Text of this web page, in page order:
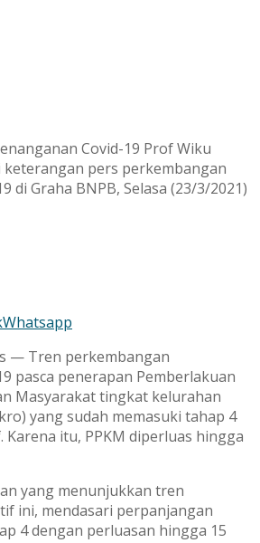
Covid-19 Prof Wiku
keterangan pers perkembangan
di Graha BNPB, Selasa (23/3/2021)
Whatsapp
— Tren perkembangan
pasca penerapan Pemberlakuan
Masyarakat tingkat kelurahan
yang sudah memasuki tahap 4
Karena itu, PPKM diperluas hingga
yang menunjukkan tren
ini, mendasari perpanjangan
4 dengan perluasan hingga 15